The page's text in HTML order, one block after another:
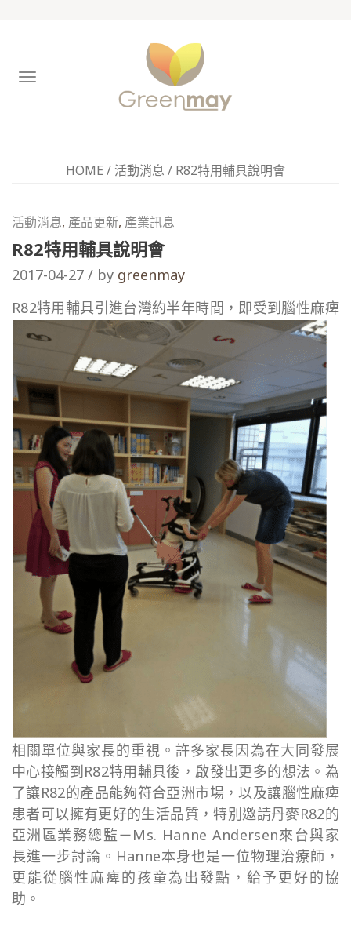
TOGGLE
NAVIGATION
HOME / 活動消息 / R82特用輔具說明會
活動消息, 產品更新, 產業訊息
R82特用輔具說明會
2017-04-27 / by greenmay
R82特用輔具引進台灣約半年時間，即受到腦性麻痺
相關單位與家長的重視。許多家長因為在大同發展
中心接觸到R82特用輔具後，啟發出更多的想法。為
了讓R82的產品能夠符合亞洲市場，以及讓腦性麻痺
患者可以擁有更好的生活品質，特別邀請丹麥R82的
亞洲區業務總監－Ms. Hanne Andersen來台與家
長進一步討論。Hanne本身也是一位物理治療師，
更能從腦性麻痺的孩童為出發點，給予更好的協
助。